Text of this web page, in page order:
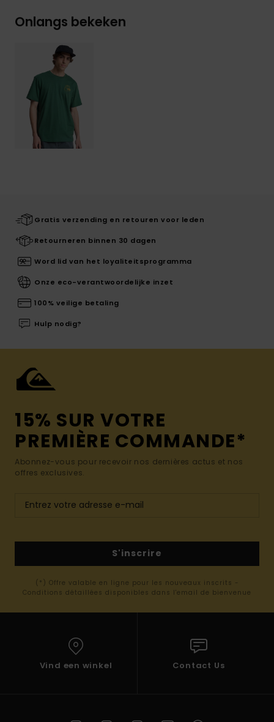
Onlangs bekeken
Gratis verzending en retouren voor leden
Retourneren binnen 30 dagen
Word lid van het loyaliteitsprogramma
Onze eco-verantwoordelijke inzet
100% veilige betaling
Hulp nodig?
15% SUR VOTRE
PREMIÈRE COMMANDE*
Abonnez-vous pour recevoir nos dernières actus et nos
offres exclusives.
S'inscrire
(*) Offre valable en ligne pour les nouveaux inscrits -
Conditions détaillées disponibles dans l'email de bienvenue
Vind een winkel Contact Us